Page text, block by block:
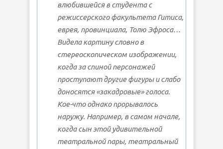
влюбившейся в студента с
режиссерского факультета Гитиса,
еврея, провинциала, Толю Эфроса…
Видела картину словно в
стереоскопическом изображении,
когда за спиной персонажей
проступают другие фигуры и слабо
доносятся «закадровые» голоса.
Кое-что однако прорывалось
наружу. Например, в самом начале,
когда сын этой удивительной
театральной пары, театральный